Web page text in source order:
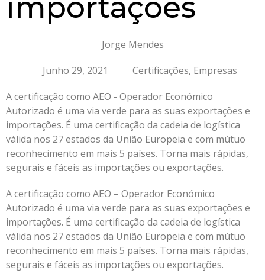
importações
Jorge Mendes
Junho 29, 2021
Certificações, Empresas
A certificação como AEO - Operador Económico
Autorizado é uma via verde para as suas exportações e
importações. É uma certificação da cadeia de logística
válida nos 27 estados da União Europeia e com mútuo
reconhecimento em mais 5 países. Torna mais rápidas,
segurais e fáceis as importações ou exportações.
A certificação como AEO – Operador Económico
Autorizado é uma via verde para as suas exportações e
importações. É uma certificação da cadeia de logística
válida nos 27 estados da União Europeia e com mútuo
reconhecimento em mais 5 países. Torna mais rápidas,
segurais e fáceis as importações ou exportações.